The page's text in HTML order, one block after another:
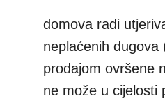
domova radi
neplaćenih dugova
prodajom ovršene
ne može u cijelosti